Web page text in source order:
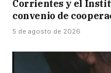
Corrientes y el
convenio de
5 de agosto de 2026